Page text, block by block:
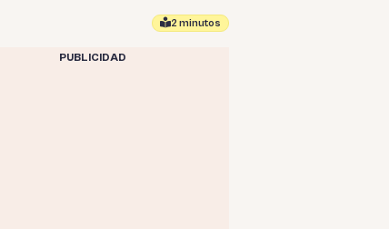
2 minutos
PUBLICIDAD